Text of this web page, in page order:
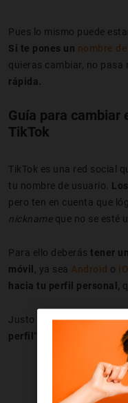
Pues lo mismo puede
Si te pones un nombre
quieras cambiar, no pasa
rápida.
Guía para cambiar
TikTok
TikTok es una red social
tu nombre de usuario.
pero ten en cuenta que
nickname que no se esté
Para ello deberás tener
móvil
, ya sea Android o
hacia tu perfil personal,
Justo debajo de tu foto
perfil ", púlsalo y entrarás